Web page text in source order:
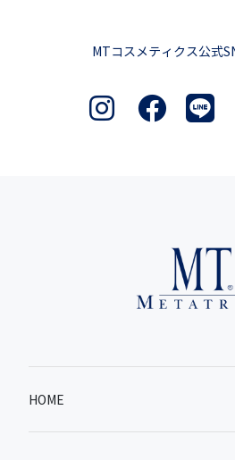
MTコスメティクス公式
HOME